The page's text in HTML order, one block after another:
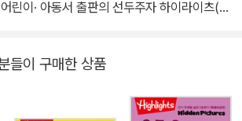
린이· 아동서 출판의 선두주자 하이라이츠(Hi
력을 기르게 된다. 특히, 미로찾기는 손과 눈의
근육 운동을 촉진시켜 공부두뇌를 깨워 줍니
마다 다른 미로찾기를 하며 다양한 시각과 창의
들이 구매한 상품